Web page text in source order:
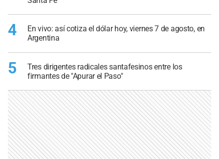
4
En vivo: así cotiza el dólar hoy, viernes 7 de agosto, en
Argentina
5
Tres dirigentes radicales santafesinos entre los
firmantes de "Apurar el Paso"